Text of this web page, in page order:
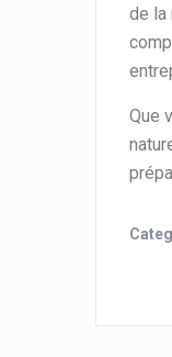
de la
Que